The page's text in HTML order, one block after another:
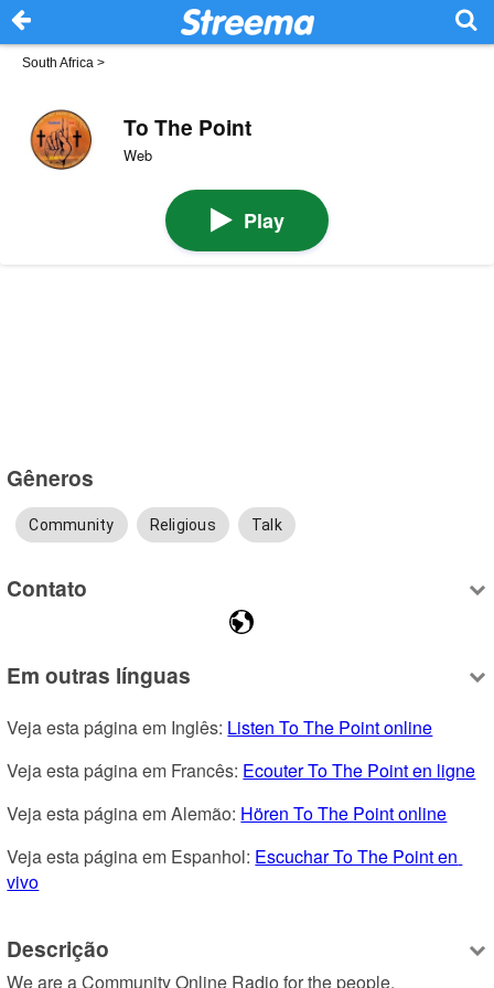
South Africa >
To The Point
Web
Play
Gêneros
Community Religious Talk
Contato
Em outras línguas
Veja esta página em Inglês: Listen To The Point online
Veja esta página em Francês: Ecouter To The Point en ligne
Veja esta página em Alemão: Hören To The Point online
Veja esta página em Espanhol: Escuchar To The Point en
vivo
Descrição
We are a Community Online Radio for the people.